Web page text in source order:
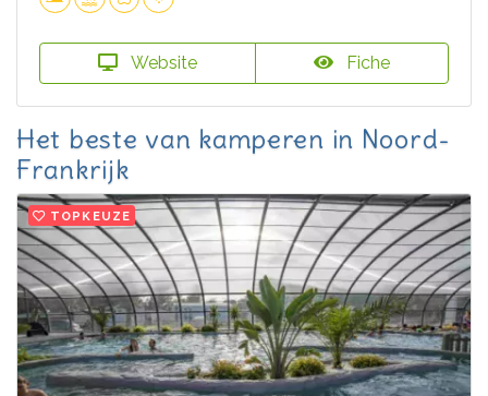
Website Fiche
Het beste van kamperen in Noord-
Frankrijk
TOPKEUZE